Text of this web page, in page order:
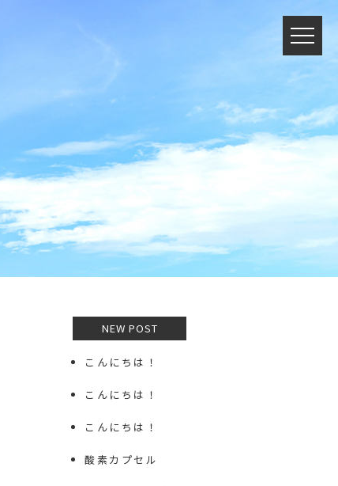
NEW POST
こんにちは！
こんにちは！
こんにちは！
酸素カプセル